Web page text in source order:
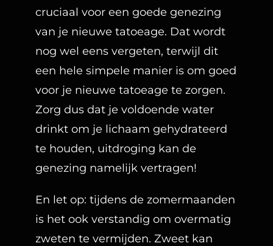
cruciaal voor een goede genezing
van je nieuwe tatoeage. Dat wordt
nog wel eens vergeten, terwijl dit
een hele simpele manier is om goed
voor je nieuwe tatoeage te zorgen.
Zorg dus dat je voldoende water
drinkt om je lichaam gehydrateerd
te houden, uitdroging kan de
genezing namelijk vertragen!
En let op: tijdens de zomermaanden
is het ook verstandig om overmatig
zweten te vermijden. Zweet kan